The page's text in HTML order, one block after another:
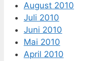
August 2010
Juli 2010
Juni 2010
Mai 2010
April 2010